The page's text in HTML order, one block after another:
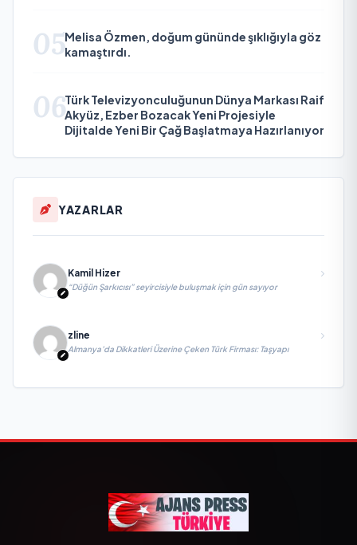
05Melisa Özmen, doğum gününde şıklığıyla göz
kamaştırdı.
06Türk Televizyonculuğunun Dünya Markası Raif
Akyüz, Ezber Bozacak Yeni Projesiyle
Dijitalde Yeni Bir Çağ Başlatmaya Hazırlanıyor
YAZARLAR
Kamil Hizer
“Düğün Şarkıcısı” seyircisiyle buluşmak için gün sayıyor
zline
Almanya’da Dikkatleri Üzerine Çeken Türk Firması: Taşyapı